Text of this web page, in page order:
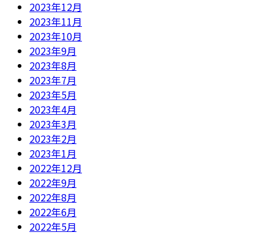
2023年12月
2023年11月
2023年10月
2023年9月
2023年8月
2023年7月
2023年5月
2023年4月
2023年3月
2023年2月
2023年1月
2022年12月
2022年9月
2022年8月
2022年6月
2022年5月